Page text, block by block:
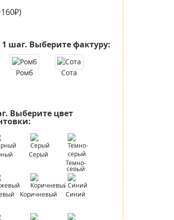
1 шаг. Выберите фактуру:
Ромб Сота
Выберите цвет
Серый
Темно-
серый
Коричневый Синий